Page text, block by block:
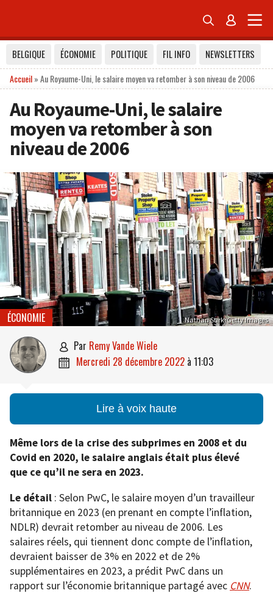
 
BELGIQUE ÉCONOMIE POLITIQUE FIL INFO
NEWSLETTERS
Accueil»Au Royaume-Uni, le salaire moyen va retomber à son niveau de 2006
Au Royaume-Uni, le salaire
moyen va retomber à son
niveau de 2006
Nathan Stirk/Getty Images
ÉCONOMIE
 par Remy Vande Wiele
 mercredi 28 décembre 2022 à 11:03
Lire à voix haute
Même lors de la crise des subprimes en 2008 et du
Covid en 2020, le salaire anglais était plus élevé
que ce qu’il ne sera en 2023.
Le détail : Selon PwC, le salaire moyen d’un travailleur
britannique en 2023 (en prenant en compte l’inflation,
NDLR) devrait retomber au niveau de 2006. Les
salaires réels, qui tiennent donc compte de l’inflation,
devraient baisser de 3% en 2022 et de 2%
supplémentaires en 2023, a prédit PwC dans un
rapport sur l’économie britannique partagé avec CNN.